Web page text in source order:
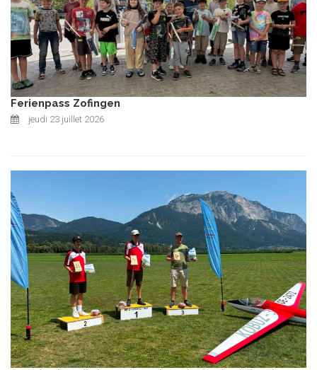
Ferienpass Zofingen
jeudi 23 juillet 2026